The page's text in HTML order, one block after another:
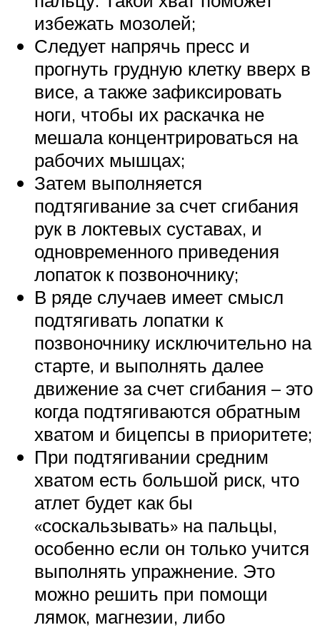
избежать мозолей;
Следует напрячь пресс и
прогнуть грудную клетку вверх в
висе, а также зафиксировать
ноги, чтобы их раскачка не
мешала концентрироваться на
рабочих мышцах;
Затем выполняется
подтягивание за счет сгибания
рук в локтевых суставах, и
одновременного приведения
лопаток к позвоночнику;
В ряде случаев имеет смысл
подтягивать лопатки к
позвоночнику исключительно на
старте, и выполнять далее
движение за счет сгибания – это
когда подтягиваются обратным
хватом и бицепсы в приоритете;
При подтягивании средним
хватом есть большой риск, что
атлет будет как бы
«соскальзывать» на пальцы,
особенно если он только учится
выполнять упражнение. Это
можно решить при помощи
лямок, магнезии, либо